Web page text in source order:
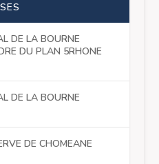
DE LA BOURNE
DU PLAN 5RHONE
DE LA BOURNE
DE CHOMEANE